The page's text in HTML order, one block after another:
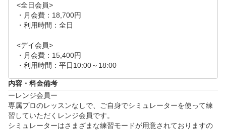
0～　⑥15:00～　⑦16:00～　⑧17:00～
ご希望の日時をリクエスト画面よりご提示ください。
追ってご連絡差し上げます。
※お二人以上で同一のお時間にレッスンの受講をご希
望される場合はお一人ずつリクエストをお願いいたし
ます。
また、リクエスト画面の「悩み・質問など」の項目に
、その旨のご記入をお願いいたします。
※こちらのプランは【初回限定】です。当店、もしく
は他店舗で過去にレッスンご受講済みの場合、リクエ
<全日会員>
・月会費：18,700円
・利用時間：全日
<デイ会員>
・月会費：15,400円
・利用時間：平日10:00～18:00
内容・料金備考
ーレンジ会員ー
専属プロのレッスンなしで、ご自身でシミュレーターを使って練
習していただくレンジ会員です。
シミュレーターはさまざまな練習モードが用意されておりますの